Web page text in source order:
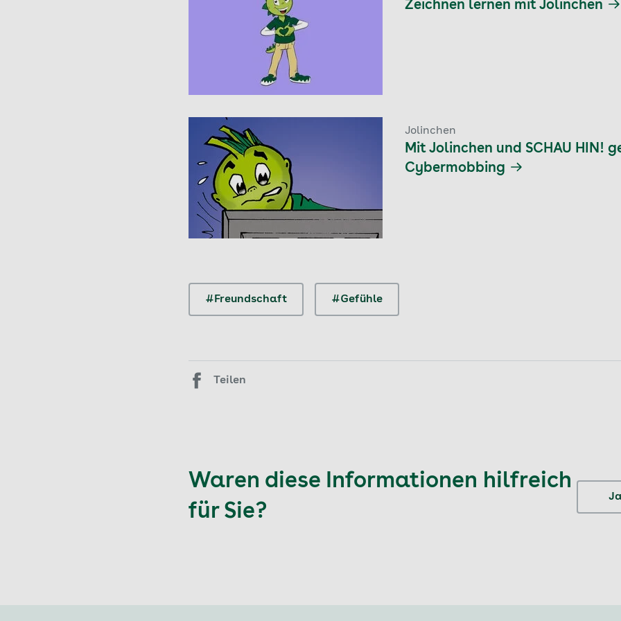
Zeichnen lernen mit Jolinchen
Jolinchen
Mit Jolinchen und SCHAU HIN!
Cybermobbing
#Freundschaft #Gefühle
Teilen
Waren diese Informationen hilfreich
für Sie?